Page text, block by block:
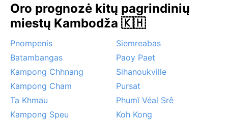
Oro prognozė kitų pagrindinių
miestų Kambodža 🇰🇭
Pnompenis
Siemreabas
Batambangas
Paoy Paet
Kampong Chhnang
Sihanoukville
Kampong Cham
Pursat
Ta Khmau
Phumĭ Véal Srê
Kampong Speu
Koh Kong